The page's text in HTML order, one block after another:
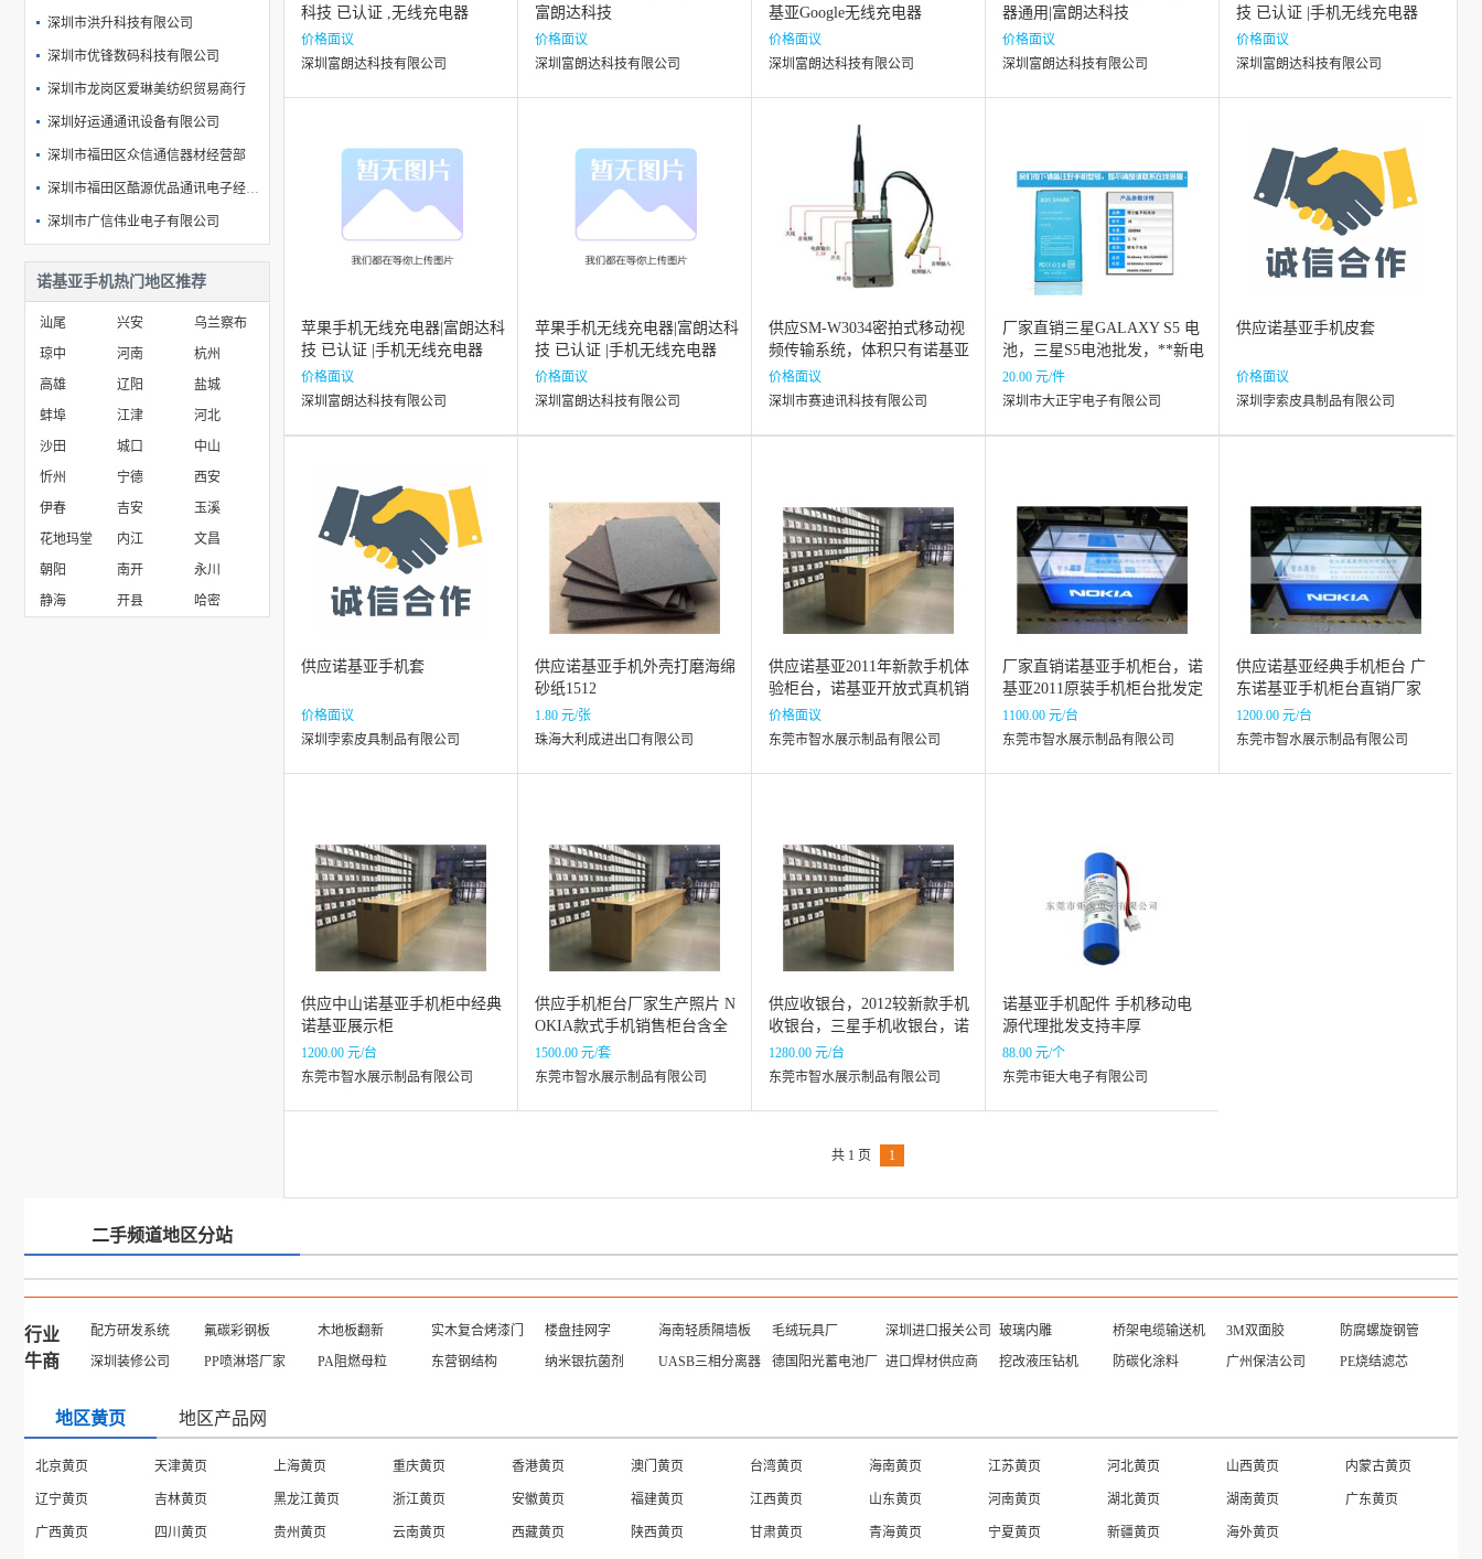
深圳市洪升科技有限公司
深圳市优锋数码科技有限公司
深圳市龙岗区爱琳美纺织贸易商行
深圳好运通通讯设备有限公司
深圳市福田区众信通信器材经营部
深圳市福田区酷源优品通讯电子经营部
深圳市广信伟业电子有限公司
深圳市罗湖区辉煌*电子产品商行
诺基亚手机热门地区推荐
汕尾 兴安
乌兰察布
琼中
河南
杭州
高雄
辽阳
盐城
蚌埠
江津
河北
沙田
城口
中山
忻州
宁德
西安
伊春
吉安
玉溪
花地玛堂
内江
文昌
朝阳
南开
永川
静海
开县 哈密
科技 已认证 ,无线充电器
价格面议
深圳富朗达科技有限公司
富朗达科技
价格面议
深圳富朗达科技有限公司
基亚Google无线充电器
价格面议
深圳富朗达科技有限公司
器通用|富朗达科技
价格面议
深圳富朗达科技有限公司
技 已认证 |手机无线充电器
价格面议
深圳富朗达科技有限公司
苹果手机无线充电器|富朗达科
技 已认证 |手机无线充电器
价格面议
深圳富朗达科技有限公司
苹果手机无线充电器|富朗达科
技 已认证 |手机无线充电器
价格面议
深圳富朗达科技有限公司
供应SM-W3034密拍式移动视
频传输系统，体积只有诺基亚
E72手机大小
价格面议
深圳市赛迪讯科技有限公司
厂家直销三星GALAXY S5 电
池，三星S5电池批发，**新电
池
20.00 元/件
深圳市大正宇电子有限公司
供应诺基亚手机皮套
价格面议
深圳孛索皮具制品有限公司
供应诺基亚手机套
价格面议
深圳孛索皮具制品有限公司
供应诺基亚手机外壳打磨海绵
砂纸1512
1.80 元/张
珠海大利成进出口有限公司
供应诺基亚2011年新款手机体
验柜台，诺基亚开放式真机销
售柜台，2011年度诺基亚热销
手机柜台，
价格面议
东莞市智水展示制品有限公司
厂家直销诺基亚手机柜台，诺
基亚2011原装手机柜台批发定
做
1100.00 元/台
东莞市智水展示制品有限公司
供应诺基亚经典手机柜台 广
东诺基亚手机柜台直销厂家
1200.00 元/台
东莞市智水展示制品有限公司
供应中山诺基亚手机柜中经典
诺基亚展示柜
1200.00 元/台
东莞市智水展示制品有限公司
供应手机柜台厂家生产照片 N
OKIA款式手机销售柜台含全
套手机机架 广东省专业手机
柜台厂家报价 定做柜台基地
1500.00 元/套
东莞市智水展示制品有限公司
供应收银台，2012较新款手机
收银台，三星手机收银台，诺
基亚手机收银台，苹果手机收
银台，HTC手机收银台，收银
1280.00 元/台
东莞市智水展示制品有限公司
诺基亚手机配件 手机移动电
源代理批发支持丰厚
88.00 元/个
东莞市钜大电子有限公司
共 1 页 1
二手频道地区分站
行业
牛商
配方研发系统 氟碳彩钢板 木地板翻新 实木复合烤漆门 楼盘挂网字 海南轻质隔墙板 毛绒玩具厂 深圳进口报关公司 玻璃内雕 桥架电缆输送机 3M双面胶
防腐螺旋钢管
深圳装修公司
PP喷淋塔厂家 PA阻燃母粒 东营钢结构 纳米银抗菌剂 UASB三相分离器 德国阳光蓄电池厂 进口焊材供应商 挖改液压钻机 防碳化涂料 广州保洁公司 PE烧结滤芯
地区黄页 地区产品网
北京黄页 天津黄页 上海黄页 重庆黄页 香港黄页 澳门黄页 台湾黄页 海南黄页 江苏黄页 河北黄页 山西黄页 内蒙古黄页
辽宁黄页 吉林黄页 黑龙江黄页 浙江黄页 安徽黄页 福建黄页 江西黄页 山东黄页 河南黄页 湖北黄页 湖南黄页 广东黄页
广西黄页 四川黄页 贵州黄页 云南黄页 西藏黄页 陕西黄页 甘肃黄页 青海黄页 宁夏黄页 新疆黄页 海外黄页